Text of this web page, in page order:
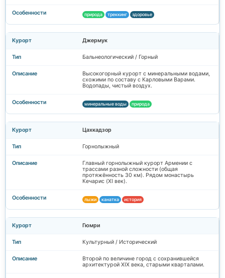
природа треккинг здоровье
Джермук
Бальнеологический / Горный
Высокогорный курорт с минеральными водами,
схожими по составу с Карловыми Варами.
Водопады, чистый воздух.
минеральные воды природа
Цахкадзор
Горнолыжный
Главный горнолыжный курорт Армении с
трассами разной сложности (общая
протяжённость 30 км). Рядом монастырь
Кечарис (XI век).
лыжи канатка история
Гюмри
Культурный / Исторический
Второй по величине город с сохранившейся
архитектурой XIX века, старыми кварталами.